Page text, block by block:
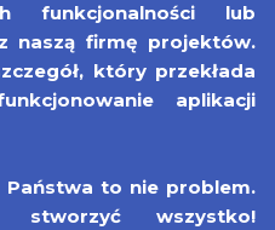
funkcjonalności lub
naszą firmę projektów.
który przekłada
aplikacji
to nie problem.
wszystko!